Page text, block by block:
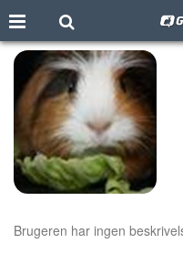
Brugeren har ingen